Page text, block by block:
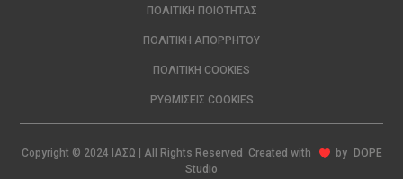
ΠΟΛΙΤΙΚΉ ΠΟΙΌΤΗΤΑΣ
ΠΟΛΙΤΙΚΉ ΑΠΟΡΡΉΤΟΥ
ΠΟΛΙΤΙΚΉ COOKIES
ΡΥΘΜΊΣΕΙΣ COOKIES
Copyright © 2024 ΙΑΣΩ | All Rights Reserved Created with by DOPE
Studio